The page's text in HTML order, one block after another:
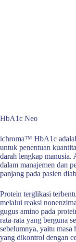
HbA1c Neo
ichroma™ HbA1c
untuk penentuan
darah lengkap manusia.
dalam manajemen dan
panjang pada pasien
Protein terglikasi
melalui reaksi
gugus amino pada
rata-rata yang berguna
sebelumnya, yaitu masa
yang dikontrol dengan